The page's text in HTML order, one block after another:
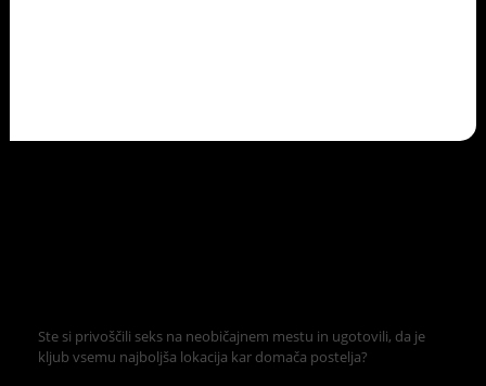
Ste si privoščili seks na neobičajnem mestu in ugotovili, da je
kljub vsemu najboljša lokacija kar domača postelja?